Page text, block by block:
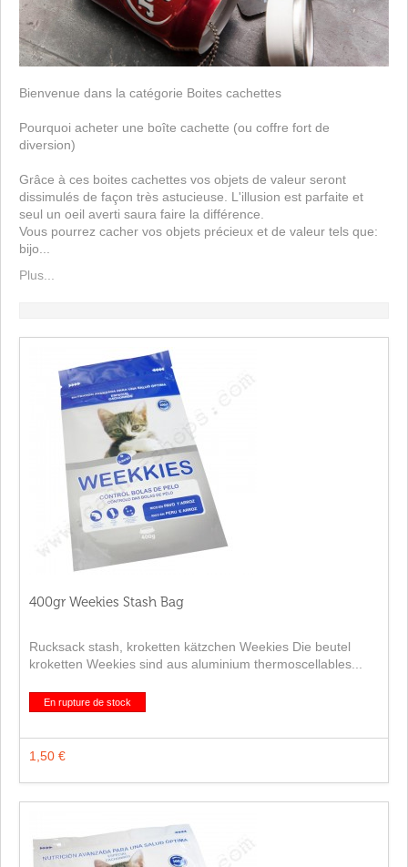
Bienvenue dans la catégorie Boites cachettes
Pourquoi acheter une boîte cachette (ou coffre fort de
diversion)
Grâce à ces boites cachettes vos objets de valeur seront
dissimulés de façon très astucieuse. L'illusion est parfaite et
seul un oeil averti saura faire la différence.
Vous pourrez cacher vos objets précieux et de valeur tels que:
bijo...
Plus...
400gr Weekies Stash Bag
Rucksack stash, kroketten kätzchen Weekies Die beutel
kroketten Weekies sind aus aluminium thermoscellables...
En rupture de stock
1,50 €